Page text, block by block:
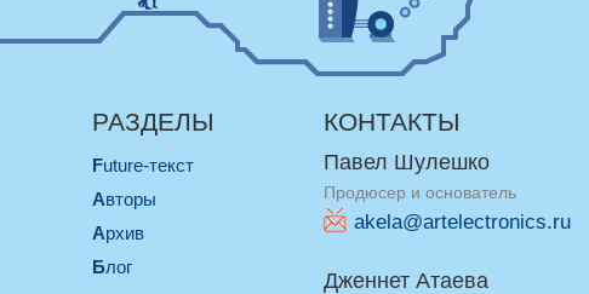
РАЗДЕЛЫ
Future-текст
Авторы
Архив
Блог
КОНТАКТЫ
Павел Шулешко
Продюсер и основатель
akela@artelectronics.ru
Дженнет Атаева